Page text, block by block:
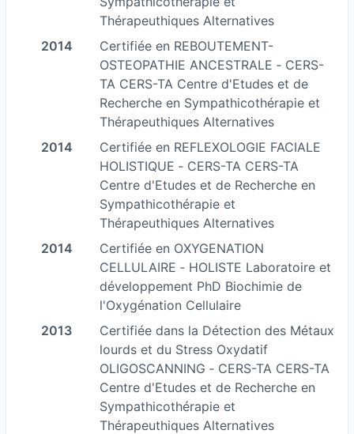
-SHOU-ZU la clé de votre destinée enfin révélée
par le reflet de votre ESSENCE
Thérapeuthiques Alternatives
2014
Certifiée en REBOUTEMENT-
OSTEOPATHIE ANCESTRALE ‐ CERS-
TA CERS-TA Centre d'Etudes et de
Recherche en Sympathicothérapie et
Thérapeuthiques Alternatives
2014
Certifiée en REFLEXOLOGIE FACIALE
HOLISTIQUE ‐ CERS-TA CERS-TA
Centre d'Etudes et de Recherche en
Sympathicothérapie et
Thérapeuthiques Alternatives
2014
Certifiée en OXYGENATION
CELLULAIRE ‐ HOLISTE Laboratoire et
développement PhD Biochimie de
l'Oxygénation Cellulaire
2013
Certifiée dans la Détection des Métaux
lourds et du Stress Oxydatif
OLIGOSCANNING ‐ CERS-TA CERS-TA
Centre d'Etudes et de Recherche en
Sympathicothérapie et
Thérapeuthiques Alternatives